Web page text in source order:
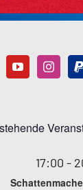
17:00 -